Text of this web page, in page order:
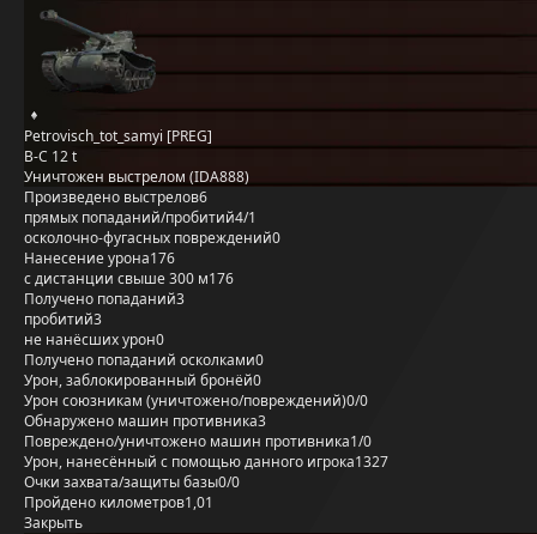
Petrovisch_tot_samyi [PREG]
B-C 12 t
Уничтожен выстрелом (IDA888)
Произведено выстрелов6
прямых попаданий/пробитий4/1
осколочно-фугасных повреждений0
Нанесение урона176
с дистанции свыше 300 м176
Получено попаданий3
пробитий3
не нанёсших урон0
Получено попаданий осколками0
Урон, заблокированный бронёй0
Урон союзникам (уничтожено/повреждений)0/0
Обнаружено машин противника3
Повреждено/уничтожено машин противника1/0
Урон, нанесённый с помощью данного игрока1327
Очки захвата/защиты базы0/0
Пройдено километров1,01
Закрыть